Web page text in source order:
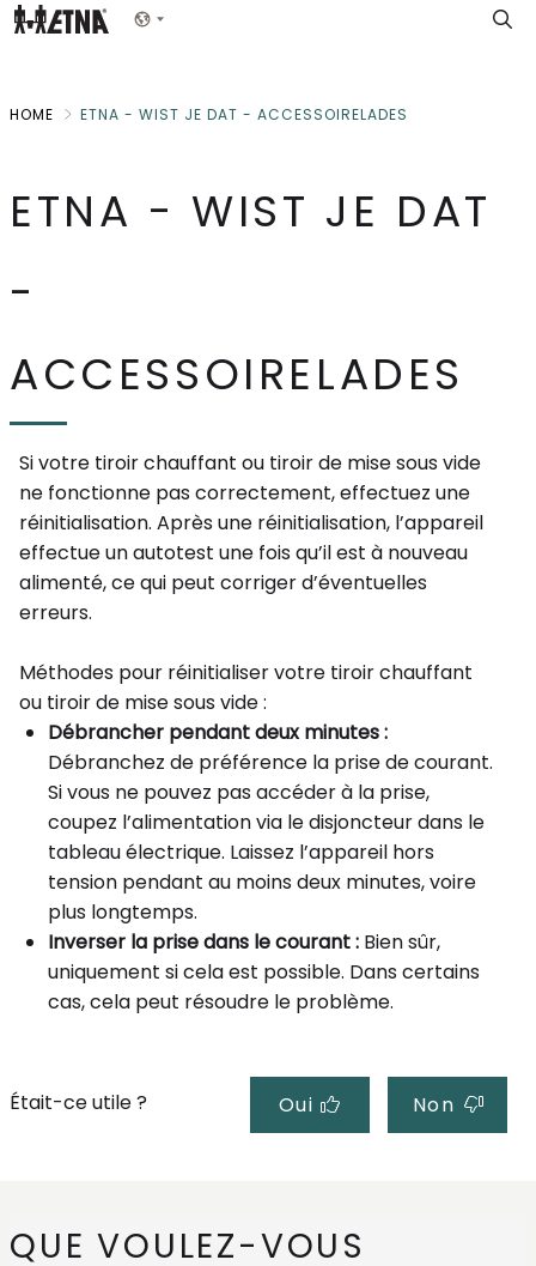
Skip
Show menu
HOME ETNA - WIST JE DAT - ACCESSOIRELADES
ETNA - WIST JE DAT
-
ACCESSOIRELADES
Si votre tiroir chauffant ou tiroir de mise sous vide
ne fonctionne pas correctement, effectuez une
réinitialisation. Après une réinitialisation, l’appareil
effectue un autotest une fois qu’il est à nouveau
alimenté, ce qui peut corriger d’éventuelles
erreurs.
Méthodes pour réinitialiser votre tiroir chauffant
ou tiroir de mise sous vide :
Débrancher pendant deux minutes :
Débranchez de préférence la prise de courant.
Si vous ne pouvez pas accéder à la prise,
coupez l’alimentation via le disjoncteur dans le
tableau électrique. Laissez l’appareil hors
tension pendant au moins deux minutes, voire
plus longtemps.
Inverser la prise dans le courant : Bien sûr,
uniquement si cela est possible. Dans certains
cas, cela peut résoudre le problème.
Était-ce utile ? Oui Non
QUE VOULEZ-VOUS